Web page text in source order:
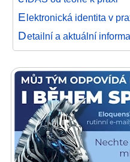
Elektronická identita v
Detailní a aktuální